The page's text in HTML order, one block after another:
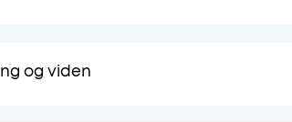
og viden